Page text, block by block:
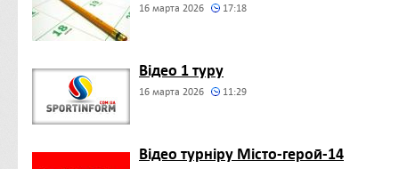
16 марта 2026 17:18
Відео 1 туру
16 марта 2026 11:29
Відео турніру Місто-герой-14